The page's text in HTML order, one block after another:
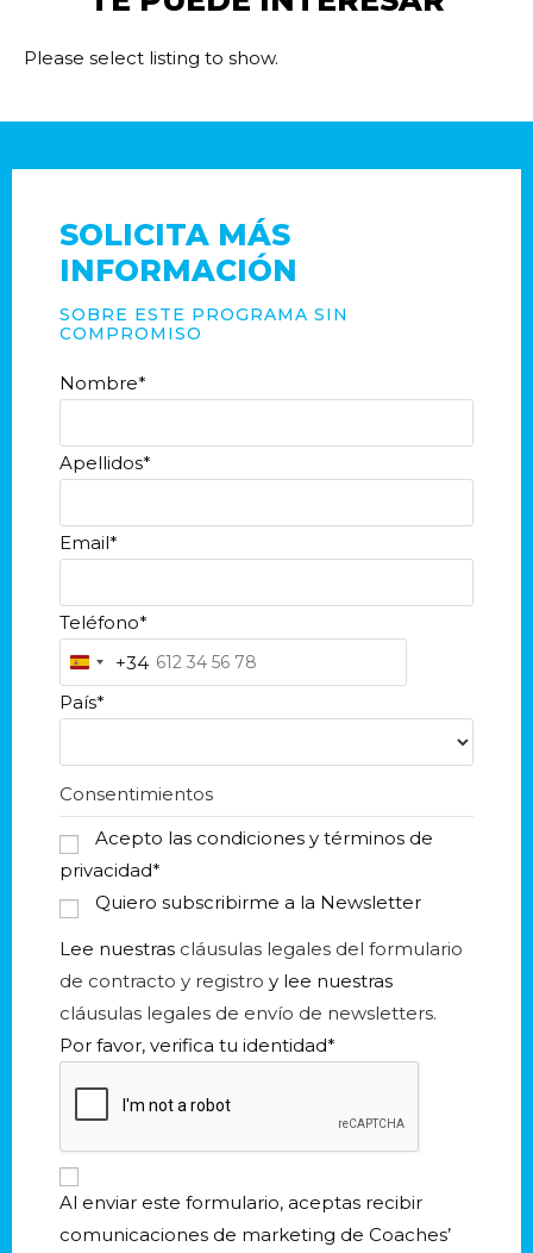
Please select listing to show.
SOLICITA MÁS
INFORMACIÓN
SOBRE ESTE PROGRAMA SIN
COMPROMISO
Nombre*
Apellidos*
Email*
Teléfono*
S
p
i
n
3
+34
País*
Consentimientos
Acepto las condiciones y términos de
privacidad*
Quiero subscribirme a la Newsletter
Lee nuestras cláusulas legales del formulario
de contracto y registro y lee nuestras
cláusulas legales de envío de newsletters.
Por favor, verifica tu identidad*
Al enviar este formulario, aceptas recibir
comunicaciones de marketing de Coaches’